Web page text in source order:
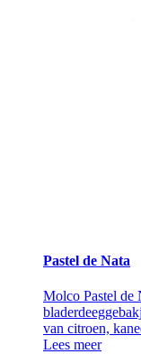
Pastel de Nata
Molco Pastel de
van citroen,
Lees meer